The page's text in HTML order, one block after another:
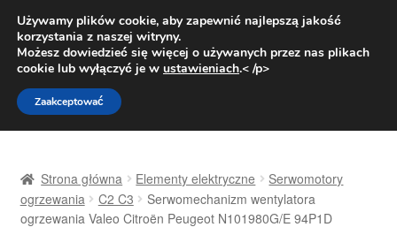
DOSTAWA od 31 zł
Pn.-pt. 9:00-16:00800 003 167
Przejdź
do
nawigacji
Przejdź
do
treści
Dostawa
Strona główna Elementy elektryczne
Serwomotory
ogrzewania
C2 C3
Serwomechanizm wentylatora
ogrzewania Valeo Citroën Peugeot N101980G/E 94P1D
Używamy plików cookie, aby zapewnić najlepszą jakość
korzystania z naszej witryny.
Możesz dowiedzieć się więcej o używanych przez nas plikach
cookie lub wyłączyć je w ustawieniach.< /p>
Zaakceptować